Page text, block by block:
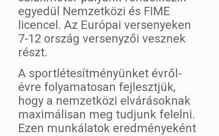
egyedül Nemzetközi és FIME
licencel. Az Európai versenyeken
7-12 ország versenyzői vesznek
részt.
A sportlétesítményünket évről-
évre folyamatosan fejlesztjük,
hogy a nemzetközi elvárásoknak
maximálisan meg tudjunk felelni.
Ezen munkálatok eredményeként